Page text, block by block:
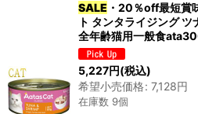
SALE ・20％off最短賞
ト タンタライジング
全年齢猫用一般食
5,227円(税込)
希望小売価格: 7,128円
在庫数 9個